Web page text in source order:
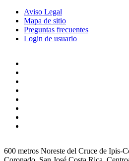
Aviso Legal
Mapa de sitio
Preguntas frecuentes
Login de usuario
600 metros Noreste del Cruce de Ipis-